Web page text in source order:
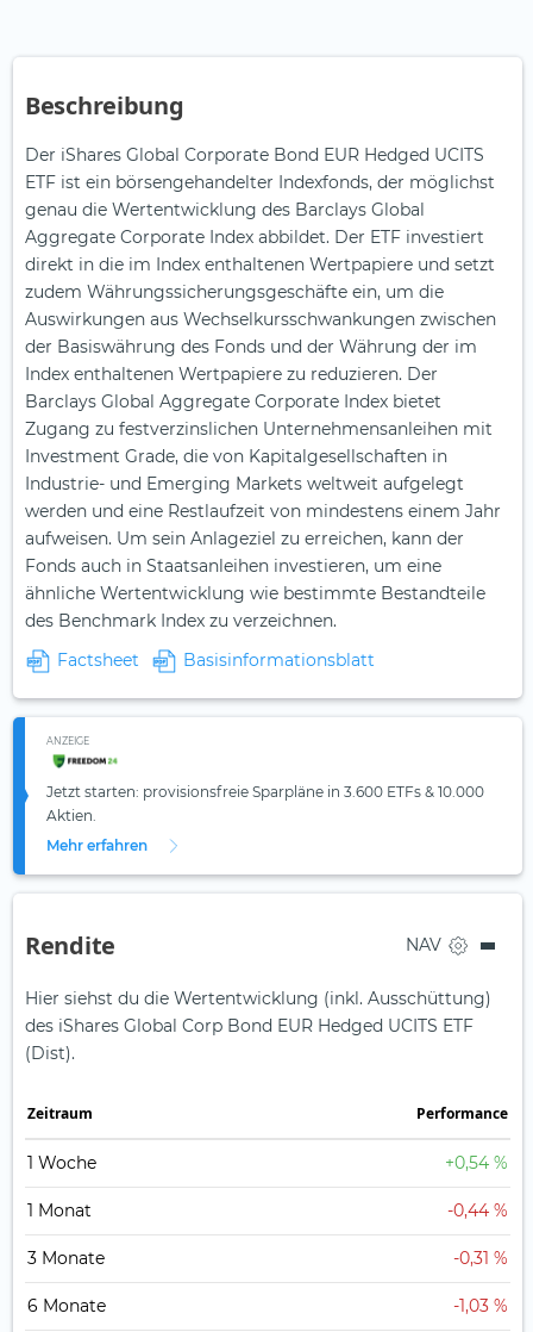
Beschreibung
Der iShares Global Corporate Bond EUR Hedged UCITS
ETF ist ein börsengehandelter Indexfonds, der möglichst
genau die Wertentwicklung des Barclays Global
Aggregate Corporate Index abbildet. Der ETF investiert
direkt in die im Index enthaltenen Wertpapiere und setzt
zudem Währungssicherungsgeschäfte ein, um die
Auswirkungen aus Wechselkursschwankungen zwischen
der Basiswährung des Fonds und der Währung der im
Index enthaltenen Wertpapiere zu reduzieren. Der
Barclays Global Aggregate Corporate Index bietet
Zugang zu festverzinslichen Unternehmensanleihen mit
Investment Grade, die von Kapitalgesellschaften in
Industrie- und Emerging Markets weltweit aufgelegt
werden und eine Restlaufzeit von mindestens einem Jahr
aufweisen. Um sein Anlageziel zu erreichen, kann der
Fonds auch in Staatsanleihen investieren, um eine
ähnliche Wertentwicklung wie bestimmte Bestandteile
des Benchmark Index zu verzeichnen.
Factsheet
Basisinformationsblatt
ANZEIGE
Jetzt starten: provisionsfreie Sparpläne in 3.600 ETFs & 10.000
Aktien.
Mehr erfahren
Rendite NAV
Hier siehst du die Wertentwicklung (inkl. Ausschüttung)
des iShares Global Corp Bond EUR Hedged UCITS ETF
(Dist).
Zeit­raum Perfor­mance
1 Woche +0,54 %
1 Monat -0,44 %
3 Monate -0,31 %
6 Monate -1,03 %